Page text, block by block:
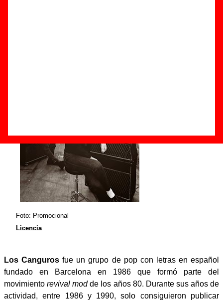
Foto: Promocional
Licencia
Los Canguros fue un grupo de pop con letras en español
fundado en Barcelona en 1986 que formó parte del
movimientorevival modde los años 80. Durante sus años de
actividad, entre 1986 y 1990, solo consiguieron publicar